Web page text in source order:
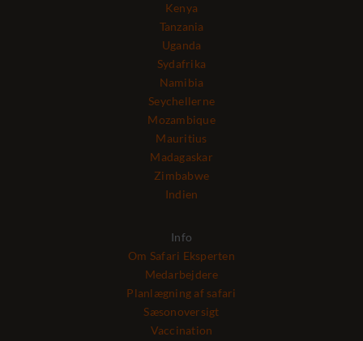
Kenya
Tanzania
Uganda
Sydafrika
Namibia
Seychellerne
Mozambique
Mauritius
Madagaskar
Zimbabwe
Indien
Info
Om Safari Eksperten
Medarbejdere
Planlægning af safari
Sæsonoversigt
Vaccination